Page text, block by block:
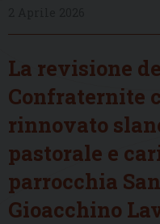
La revisione
Confraternite
rinnovato
pastorale e
parrocchia
Gioacchino